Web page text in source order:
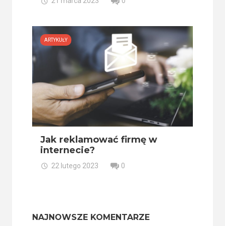
ARTYKUŁY
Jak reklamować firmę w
internecie?
22 lutego 2023 0
NAJNOWSZE KOMENTARZE